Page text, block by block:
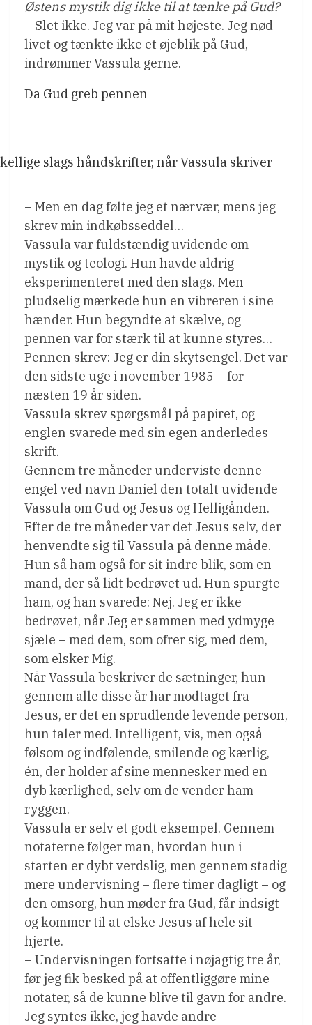
Østens mystik dig ikke til at tænke på Gud?
– Slet ikke. Jeg var på mit højeste. Jeg nød
livet og tænkte ikke et øjeblik på Gud,
indrømmer Vassula gerne.
Da Gud greb pennen
slags håndskrifter, når Vassula skriver
– Men en dag følte jeg et nærvær, mens jeg
skrev min indkøbsseddel…
Vassula var fuldstændig uvidende om
mystik og teologi. Hun havde aldrig
eksperimenteret med den slags. Men
pludselig mærkede hun en vibreren i sine
hænder. Hun begyndte at skælve, og
pennen var for stærk til at kunne styres…
Pennen skrev: Jeg er din skytsengel. Det var
den sidste uge i november 1985 – for
næsten 19 år siden.
Vassula skrev spørgsmål på papiret, og
englen svarede med sin egen anderledes
skrift.
Gennem tre måneder underviste denne
engel ved navn Daniel den totalt uvidende
Vassula om Gud og Jesus og Helligånden.
Efter de tre måneder var det Jesus selv, der
henvendte sig til Vassula på denne måde.
Hun så ham også for sit indre blik, som en
mand, der så lidt bedrøvet ud. Hun spurgte
ham, og han svarede: Nej. Jeg er ikke
bedrøvet, når Jeg er sammen med ydmyge
sjæle – med dem, som ofrer sig, med dem,
som elsker Mig.
Når Vassula beskriver de sætninger, hun
gennem alle disse år har modtaget fra
Jesus, er det en sprudlende levende person,
hun taler med. Intelligent, vis, men også
følsom og indfølende, smilende og kærlig,
én, der holder af sine mennesker med en
dyb kærlighed, selv om de vender ham
ryggen.
Vassula er selv et godt eksempel. Gennem
notaterne følger man, hvordan hun i
starten er dybt verdslig, men gennem stadig
mere undervisning – flere timer dagligt – og
den omsorg, hun møder fra Gud, får indsigt
og kommer til at elske Jesus af hele sit
hjerte.
– Undervisningen fortsatte i nøjagtig tre år,
før jeg fik besked på at offentliggøre mine
notater, så de kunne blive til gavn for andre.
Jeg syntes ikke, jeg havde andre